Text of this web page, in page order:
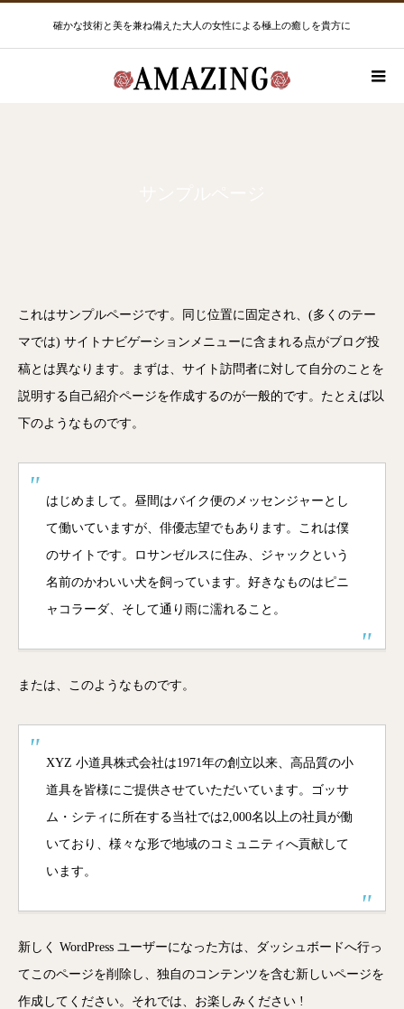
確かな技術と美を兼ね備えた大人の女性による極上の癒しを貴方に
これはサンプルページです。同じ位置に固定され、(多くのテー
マでは) サイトナビゲーションメニューに含まれる点がブログ投
稿とは異なります。まずは、サイト訪問者に対して自分のことを
説明する自己紹介ページを作成するのが一般的です。たとえば以
下のようなものです。
はじめまして。昼間はバイク便のメッセンジャーとし
て働いていますが、俳優志望でもあります。これは僕
のサイトです。ロサンゼルスに住み、ジャックという
名前のかわいい犬を飼っています。好きなものはピニ
ャコラーダ、そして通り雨に濡れること。
または、このようなものです。
XYZ 小道具株式会社は1971年の創立以来、高品質の小
道具を皆様にご提供させていただいています。ゴッサ
ム・シティに所在する当社では2,000名以上の社員が働
いており、様々な形で地域のコミュニティへ貢献して
います。
新しく WordPress ユーザーになった方は、 ダッシュボードへ行っ
てこのページを削除し、独自のコンテンツを含む新しいページを
作成してください。それでは、お楽しみください !